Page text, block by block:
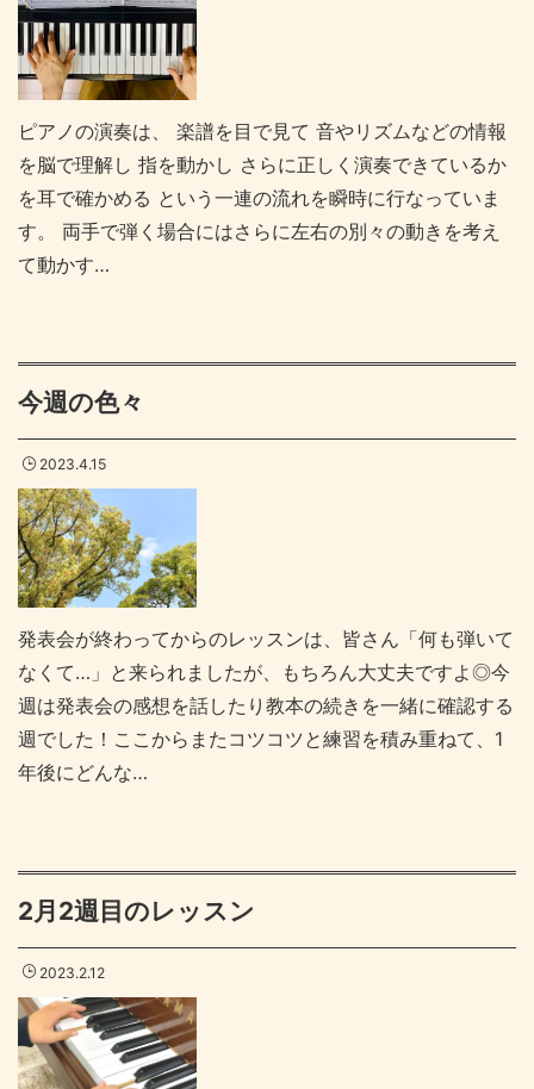
ピアノの演奏は、 楽譜を目で見て 音やリズムなどの情報
を脳で理解し 指を動かし さらに正しく演奏できているか
を耳で確かめる という一連の流れを瞬時に行なっていま
す。 両手で弾く場合にはさらに左右の別々の動きを考え
て動かす…
今週の色々
2023.4.15
発表会が終わってからのレッスンは、皆さん「何も弾いて
なくて…」と来られましたが、もちろん大丈夫ですよ◎今
週は発表会の感想を話したり教本の続きを一緒に確認する
週でした！ここからまたコツコツと練習を積み重ねて、1
年後にどんな…
2月2週目のレッスン
2023.2.12